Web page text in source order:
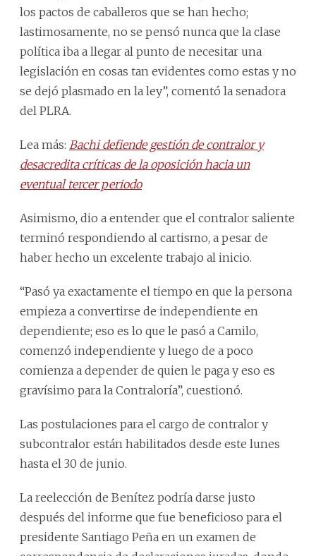
los pactos de caballeros que se han hecho;
lastimosamente, no se pensó nunca que la clase
política iba a llegar al punto de necesitar una
legislación en cosas tan evidentes como estas y no
se dejó plasmado en la ley”, comentó la senadora
del PLRA.
Lea más: Bachi defiende gestión de contralor y
desacredita críticas de la oposición hacia un
eventual tercer periodo
Asimismo, dio a entender que el contralor saliente
terminó respondiendo al cartismo, a pesar de
haber hecho un excelente trabajo al inicio.
“Pasó ya exactamente el tiempo en que la persona
empieza a convertirse de independiente en
dependiente; eso es lo que le pasó a Camilo,
comenzó independiente y luego de a poco
comienza a depender de quien le paga y eso es
gravísimo para la Contraloría”, cuestionó.
Las postulaciones para el cargo de contralor y
subcontralor están habilitados desde este lunes
hasta el 30 de junio.
La reelección de Benítez podría darse justo
después del informe que fue beneficioso para el
presidente Santiago Peña en un examen de